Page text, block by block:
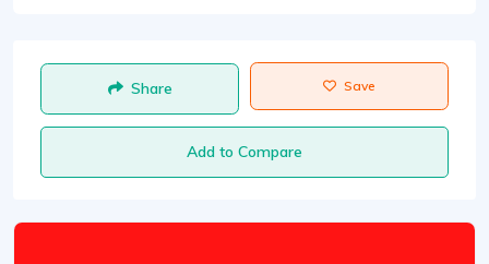
Share Save
Add to Compare